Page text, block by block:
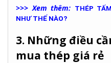
>>> Xem thêm: THÉP
NHƯ THẾ NÀO?
3. Những điều
mua thép giá rẻ